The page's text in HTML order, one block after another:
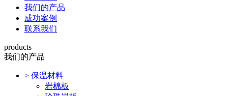
我们的产品
成功案例
联系我们
products
我们的产品
> 保温材料
岩棉板